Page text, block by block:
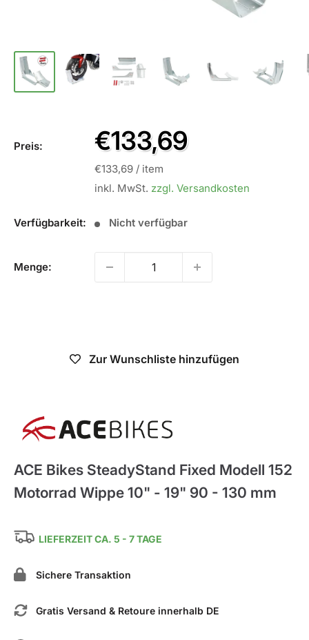
Preis:
Sale
Preis
€133,69
€133,69 / item
inkl. MwSt. zzgl. Versandkosten
Verfügbarkeit: Nicht verfügbar
Menge:
Zur Wunschliste hinzufügen
ACE Bikes SteadyStand Fixed Modell 152
Motorrad Wippe 10" - 19" 90 - 130 mm
LIEFERZEIT CA. 5 - 7 TAGE
Sichere Transaktion
Gratis Versand & Retoure innerhalb DE